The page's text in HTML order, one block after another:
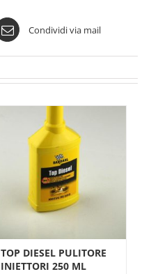
Condividi via mail
TOP DIESEL PULITORE
INIETTORI 250 ML